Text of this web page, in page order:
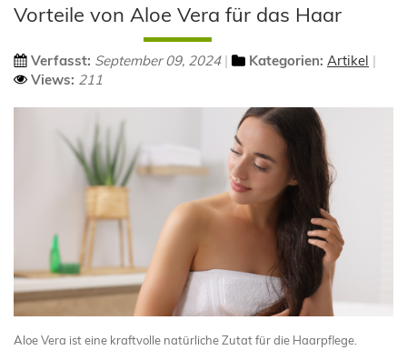
Vorteile von Aloe Vera für das Haar
Verfasst: September 09, 2024 Kategorien: Artikel
Views: 211
Aloe Vera ist eine kraftvolle natürliche Zutat für die Haarpflege.